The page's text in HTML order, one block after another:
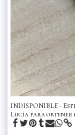
INDISPONIBLE -
Lucía para obtener